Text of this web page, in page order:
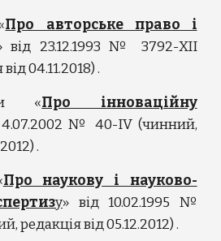
Про авторське право і
від 23.12.1993 № 3792-XII
04.11.2018) .
«Про інноваційну
4.07.2002 № 40-IV (чинний,
.
Про наукову і науково-
у» від 10.02.1995 №
редакція від 05.12.2012) .